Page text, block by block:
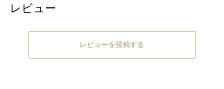
レビュー
レビューを投稿する